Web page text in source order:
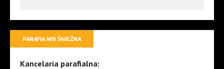
PARAFIA MB ŚNIEŻNA
Kancelaria parafialna: